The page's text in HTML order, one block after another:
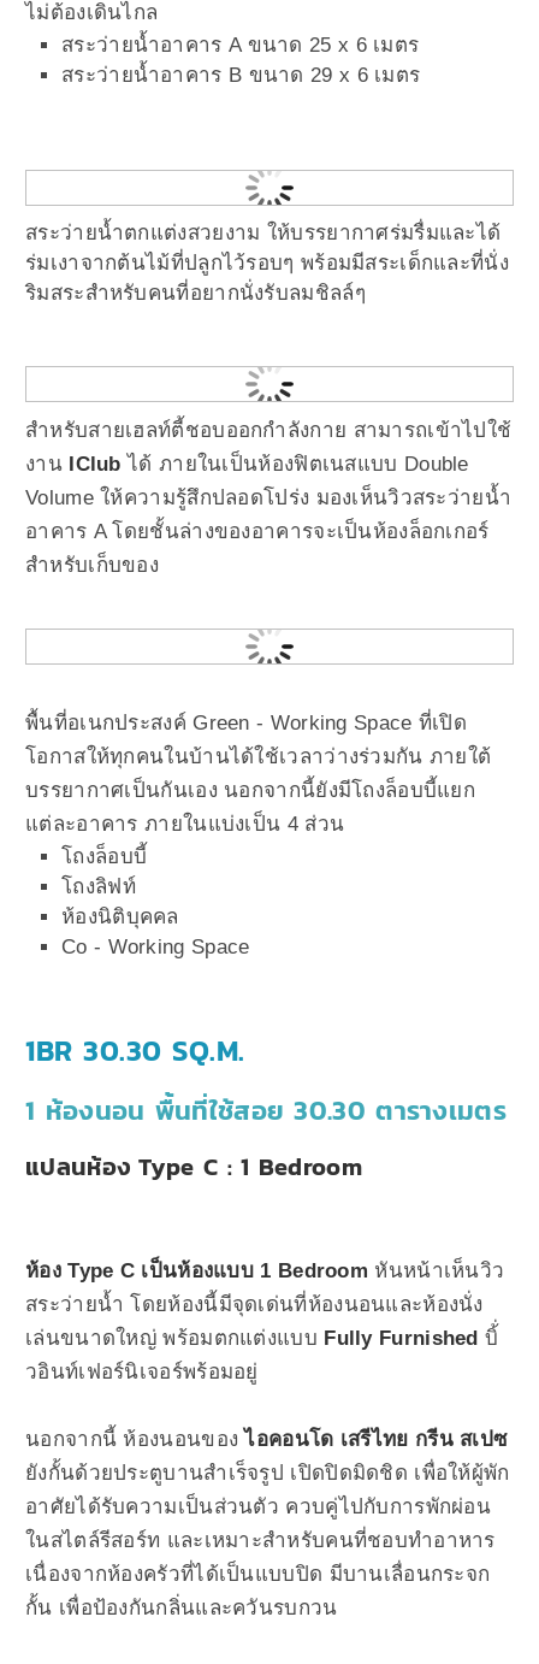
ไม่ต้องเดินไกล
สระว่ายน้ำอาคาร A ขนาด 25 x 6 เมตร
สระว่ายน้ำอาคาร B ขนาด 29 x 6 เมตร
สระว่ายน้ำตกแต่งสวยงาม ให้บรรยากาศร่มรื่มและได้
ร่มเงาจากต้นไม้ที่ปลูกไว้รอบๆ พร้อมมีสระเด็กและที่นั่ง
ริมสระสำหรับคนที่อยากนั่งรับลมชิลล์ๆ
สำหรับสายเฮลท์ตี้ชอบออกกำลังกาย สามารถเข้าไปใช้
งานIClubได้ ภายในเป็นห้องฟิตเนสแบบ Double
Volume ให้ความรู้สึกปลอดโปร่ง มองเห็นวิวสระว่ายน้ำ
อาคาร A โดยชั้นล่างของอาคารจะเป็นห้องล็อกเกอร์
สำหรับเก็บของ
พื้นที่อเนกประสงค์ Green - Working Space ที่เปิด
โอกาสให้ทุกคนในบ้านได้ใช้เวลาว่างร่วมกัน ภายใต้
บรรยากาศเป็นกันเอง นอกจากนี้ยังมีโถงล็อบบี้แยก
แต่ละอาคาร ภายในแบ่งเป็น 4 ส่วน
โถงล็อบบี้
โถงลิฟท์
ห้องนิติบุคคล
Co - Working Space
1BR 30.30 SQ.M.
1 ห้องนอน พื้นที่ใช้สอย 30.30 ตารางเมตร
แปลนห้อง Type C : 1 Bedroom
ห้อง Type C เป็นห้องแบบ 1 Bedroom หันหน้าเห็นวิว
สระว่ายน้ำ โดยห้องนี้มีจุดเด่นที่ห้องนอนและห้องนั่ง
เล่นขนาดใหญ่ พร้อมตกแต่งแบบ Fully Furnishedบิ้่
วอินท์เฟอร์นิเจอร์พร้อมอยู่
นอกจากนี้ ห้องนอนของ ไอคอนโด เสรีไทย กรีน สเปซ
ยังกั้นด้วยประตูบานสำเร็จรูป เปิดปิดมิดชิด เพื่อให้ผู้พัก
อาศัยได้รับความเป็นส่วนตัว ควบคู่ไปกับการพักผ่อน
ในสไตล์รีสอร์ท และเหมาะสำหรับคนที่ชอบทำอาหาร
เนื่องจากห้องครัวที่ได้เป็นแบบปิด มีบานเลื่อนกระจก
กั้น เพื่อป้องกันกลิ่นและควันรบกวน